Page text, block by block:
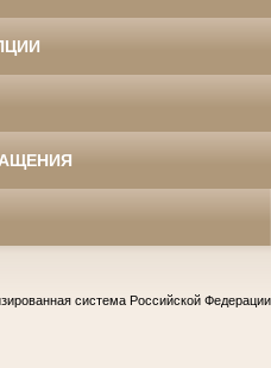
система Российской